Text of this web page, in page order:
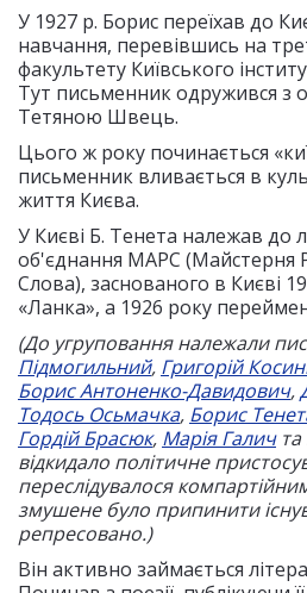
У 1927 р. Борис переїхав до
навчання, перевівшись на
факультету Київського
Тут письменник одружився з
Тетяною Швець.
Цього ж року починається
письменник вливається в
життя Києва.
У Києві Б. Тенета належав до
об'єднання МАРС (Майстерня
Слова), заснованого в Києві
«Ланка», а 1926 року
(До угруповання належали
Підмогильний, Григорій
Борис Антоненко-Давидович,
Тодось Осьмачка, Борис
Гордій Брасюк, Марія Галичта
відкидало політичне
переслідувалося
змушене було припинити
репресовано.)
Він активно займається